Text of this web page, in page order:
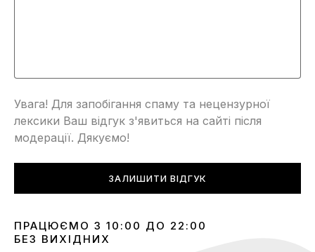
Увага! Для запобігання спаму та нецензурної
лексики Ваш відгук з'явиться на сайті після
модерації. Дякуємо!
ЗАЛИШИТИ ВІДГУК
ПРАЦЮЄМО З 10:00 ДО 22:00
БЕЗ ВИХІДНИХ